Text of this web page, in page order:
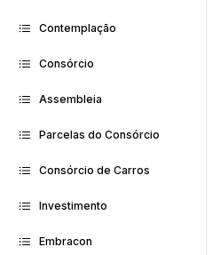
Contemplação
Consórcio
Assembleia
Parcelas do Consórcio
Consórcio de Carros
Investimento
Embracon